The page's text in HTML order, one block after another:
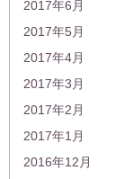
2017年6月
2017年5月
2017年4月
2017年3月
2017年2月
2017年1月
2016年12月